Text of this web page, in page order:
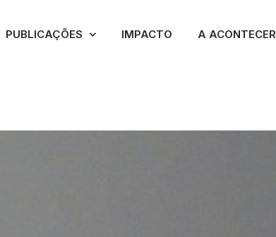
PUBLICAÇÕES IMPACTO A ACONTECER